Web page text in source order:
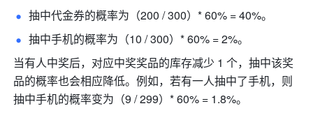
抽中代金券的概率为（200 / 300）* 60% = 40%。
抽中手机的概率为（10 / 300）* 60% = 2%。
当有人中奖后，对应中奖奖品的库存减少 1 个，抽中该奖
品的概率也会相应降低。例如，若有一人抽中了手机，则
抽中手机的概率变为（9 / 299）* 60% = 1.8%。